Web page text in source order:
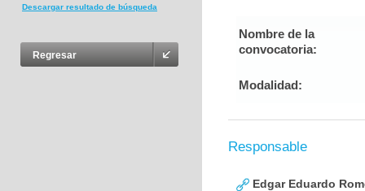
Descargar resultado de búsqueda
Regresar
Nombre de la
convocatoria:
Modalidad:
Responsable
Edgar Eduardo